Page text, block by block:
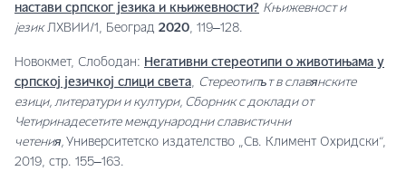
настави српског језика и књижевности? Књижевност и
језикЛXВИИ/1, Београд 2020, 119‒128.
Новокмет, Слободан: Негативни стереотипи о животињама у
српској језичкој слици света, Стереотипът в славянските
езици, литератури и култури, Сборник с доклади от
Четиринадесетите международни славистични
четения, Университетско издателство „Св. Климент Охридски“,
2019, стр. 155‒163.